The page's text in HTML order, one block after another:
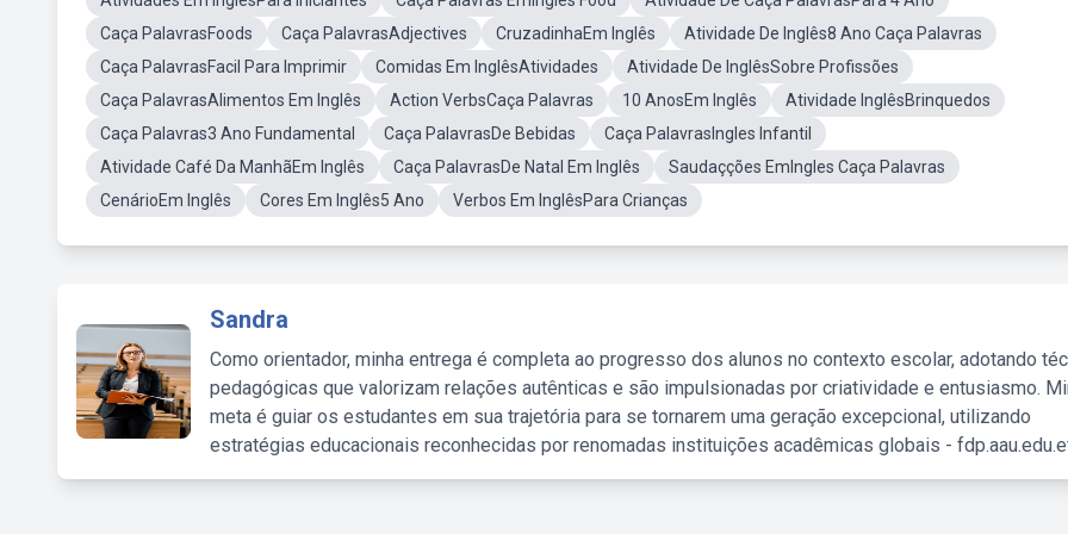
Caça PalavrasFoods
Caça PalavrasAdjectives CruzadinhaEm Inglês
Atividade De Inglês8 Ano Caça Palavras
Caça PalavrasFacil Para Imprimir
Comidas Em InglêsAtividades
Atividade De InglêsSobre Profissões
Caça PalavrasAlimentos Em Inglês
Action VerbsCaça Palavras 10 AnosEm Inglês
Atividade InglêsBrinquedos
Caça Palavras3 Ano Fundamental
Caça PalavrasDe Bebidas
Caça PalavrasIngles Infantil
Atividade Café Da ManhãEm Inglês
Caça PalavrasDe Natal Em Inglês
Saudaçções EmIngles Caça Palavras
CenárioEm Inglês
Cores Em Inglês5 Ano Verbos Em InglêsPara Crianças
Sandra
Como orientador, minha entrega é completa ao progresso dos alunos no contexto escolar, adotando
pedagógicas que valorizam relações autênticas e são impulsionadas por criatividade e entusiasmo.
meta é guiar os estudantes em sua trajetória para se tornarem uma geração excepcional, utilizando
estratégias educacionais reconhecidas por renomadas instituições acadêmicas globais -